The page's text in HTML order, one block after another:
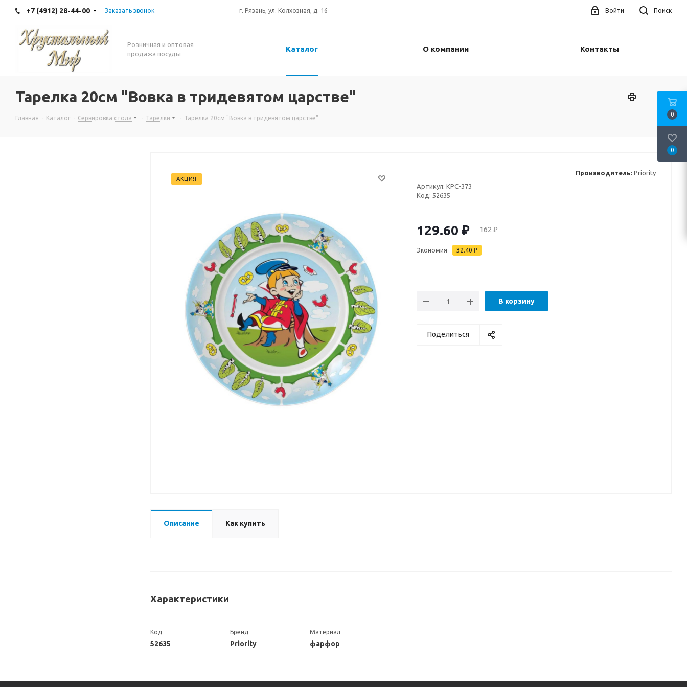
+7 (4912) 28-44-00 Заказать звонок г. Рязань, ул. Колхозная, д. 16 Поиск
Войти
Розничная и оптовая
продажа посуды
Каталог О компании Контакты
Тарелка 20см "Вовка в тридевятом царстве"
Главная - Каталог - Сервировка стола - Тарелки - Тарелка 20см "Вовка в тридевятом царстве"
АКЦИЯ
Производитель: Priority
Артикул: КРС-373
Код: 52635
129.60 ₽ 162₽
Экономия 32.40 ₽
В корзину
Поделиться
Описание Как купить
Характеристики
Код
52635
Бренд
Priority
Материал
фарфор
0
0